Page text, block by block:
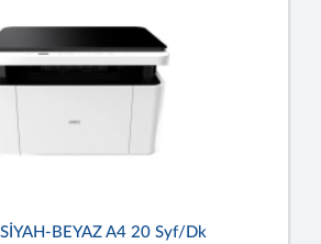
BEYAZ A4 20 Syf/dk